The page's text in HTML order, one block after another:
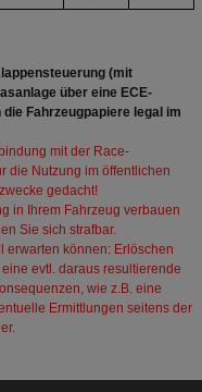
(mit
über eine ECE-
Fahrzeugpapiere legal im
mit der Race-
die Nutzung im öffentlichen
gedacht!
in Ihrem Fahrzeug verbauen
Sie sich strafbar.
erwarten können: Erlöschen
evtl. daraus resultierende
wie z.B. eine
Ermittlungen seitens der